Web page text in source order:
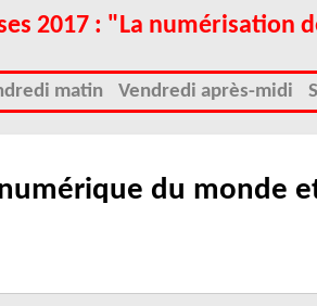
2017 : "La numérisation
matin Vendredi après-midi
du monde